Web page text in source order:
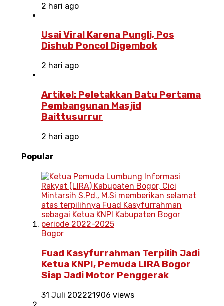
2 hari ago
Usai Viral Karena Pungli, Pos
Dishub Poncol Digembok
2 hari ago
Artikel: Peletakkan Batu Pertama
Pembangunan Masjid
Baittusurrur
2 hari ago
Popular
Bogor
Fuad Kasyfurrahman Terpilih Jadi
Ketua KNPI, Pemuda LIRA Bogor
Siap Jadi Motor Penggerak
31 Juli 202221906 views